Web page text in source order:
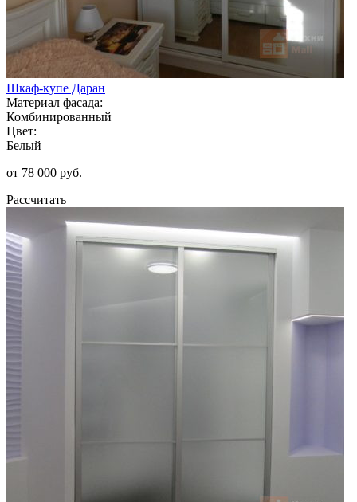
Шкаф-купе Даран
Материал фасада:
Комбинированный
Цвет:
Белый
от 78 000 руб.
Рассчитать